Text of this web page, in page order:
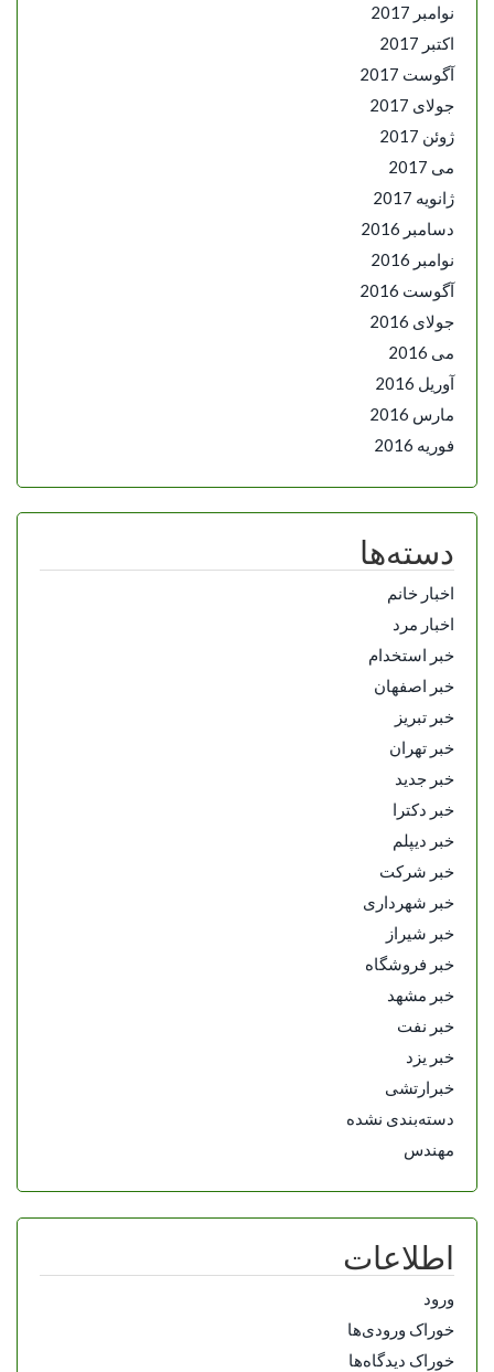
نوامبر 2017
اکتبر 2017
آگوست 2017
جولای 2017
ژوئن 2017
می 2017
ژانویه 2017
دسامبر 2016
نوامبر 2016
آگوست 2016
جولای 2016
می 2016
آوریل 2016
مارس 2016
فوریه 2016
دسته‌ها
اخبار خانم
اخبار مرد
خبر استخدام
خبر اصفهان
خبر تبریز
خبر تهران
خبر جدید
خبر دکترا
خبر دیپلم
خبر شرکت
خبر شهرداری
خبر شیراز
خبر فروشگاه
خبر مشهد
خبر نفت
خبر یزد
خبرارتشی
دسته‌بندی نشده
مهندس
اطلاعات
ورود
خوراک ورودی‌ها
خوراک دیدگاه‌ها